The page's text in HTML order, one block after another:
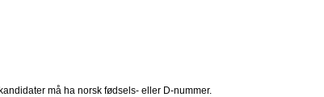
må ha norsk fødsels- eller D-nummer.